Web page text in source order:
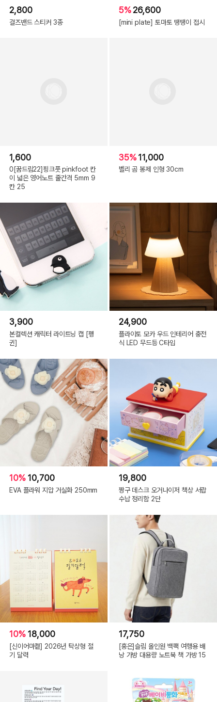
2,800
걸즈밴드 스티커 3종
5%26,600
[mini plate] 토마토 땡땡이 접시
1,600
0[꿈드림22]핑크풋 pinkfoot 칸
이 넓은 영어노트 줄간격 5mm 9
칸 25
35%11,000
벨리 곰 봉제 인형 30cm
3,900
본컬렉션 캐릭터 라이트닝 캡 [펭
귄]
24,900
플라이토 모카 우드 인테리어 충전
식 LED 무드등 C타입
10% 10,700
EVA 플라워 지압 거실화 250mm
19,800
짱구 데스크 오거나이저 책상 서랍
수납 정리함 2단
10% 18,000
[신이어마켙] 2026년 탁상형 절
기 달력
17,750
[홍은]슬림 올인원 백팩 여행용 배
낭 가방 대용량 노트북 책 가방 15